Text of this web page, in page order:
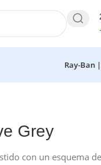
Ray-Ban
Grey
con un esquema